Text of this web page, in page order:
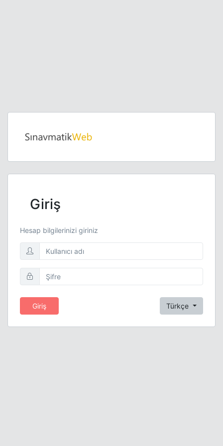
Giriş
Hesap bilgilerinizi giriniz
Giriş Türkçe